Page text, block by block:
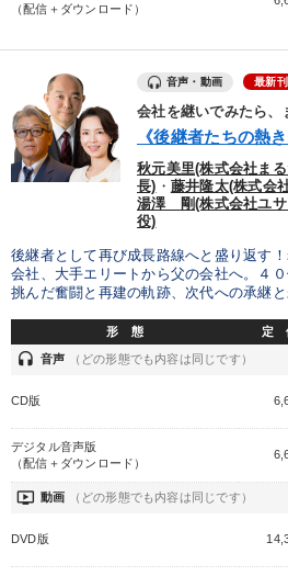
（配信＋ダウンロード）
音声・動画 最新刊
会社を継いでみたら
《後継者たちの熱
秋元美里(株式会社ま
長) ・ 藤井隆太(株式会
湯澤 剛(株式会社ユ
役)
後継者として再び成長路線へと盛り返す
会社、大手エリートから父の会社へ。４
挑んだ奮闘と再建の軌跡、次代への承継
形 態 定
headset 音声 （どの形態でも内容は同じです）
CD版
デジタル音声版
（配信＋ダウンロード）
ondemand_video 動画 （どの形態でも内容は同じです）
DVD版